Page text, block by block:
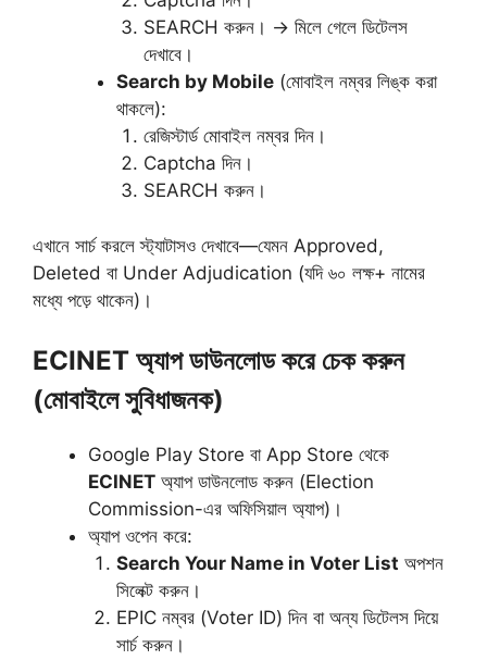
SEARCH করুন। → মিলে গেলে ডিটেলস
দেখাবে।
Search by Mobile(মোবাইল নম্বর লিঙ্ক করা
থাকলে):
রেজিস্টার্ড মোবাইল নম্বর দিন।
Captcha দিন।
SEARCH করুন।
এখানে সার্চ করলে স্ট্যাটাসও দেখাবে—যেমন Approved,
Deleted বা Under Adjudication (যদি ৬০ লক্ষ+ নামের
মধ্যে পড়ে থাকেন)।
ECINET অ্যাপ ডাউনলোড করে চেক করুন
(মোবাইলে সুবিধাজনক)
Google Play Store বা App Store থেকে
ECINET অ্যাপ ডাউনলোড করুন (Election
Commission-এর অফিসিয়াল অ্যাপ)।
অ্যাপ ওপেন করে:
Search Your Name in Voter List অপশন
সিলেক্ট করুন।
EPIC নম্বর (Voter ID) দিন বা অন্য ডিটেলস দিয়ে
সার্চ করুন।